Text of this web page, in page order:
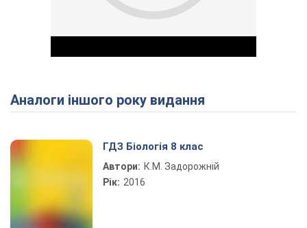
Play Video
Аналоги іншого року видання
ГДЗ Біологія 8 клас
Автори: К.М. Задорожній
Рік: 2016